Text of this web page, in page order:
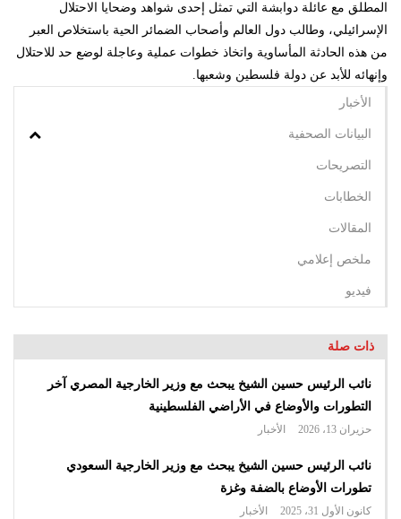
المطلق مع عائلة دوابشة التي تمثل إحدى شواهد وضحايا الاحتلال
الإسرائيلي، وطالب دول العالم وأصحاب الضمائر الحية باستخلاص العبر
من هذه الحادثة المأساوية واتخاذ خطوات عملية وعاجلة لوضع حد للاحتلال
وإنهائه للأبد عن دولة فلسطين وشعبها.
الأخبار
البيانات الصحفية
التصريحات
الخطابات
المقالات
ملخص إعلامي
فيديو
ذات صلة
نائب الرئيس حسين الشيخ يبحث مع وزير الخارجية المصري آخر
التطورات والأوضاع في الأراضي الفلسطينية
حزيران 13، 2026 الأخبار
نائب الرئيس حسين الشيخ يبحث مع وزير الخارجية السعودي
تطورات الأوضاع بالضفة وغزة
كانون الأول 31، 2025 الأخبار